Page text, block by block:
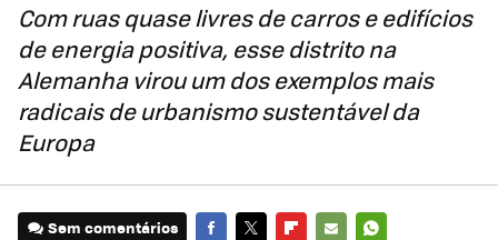
Com ruas quase livres de carros e edifícios
de energia positiva, esse distrito na
Alemanha virou um dos exemplos mais
radicais de urbanismo sustentável da
Europa
Sem comentários